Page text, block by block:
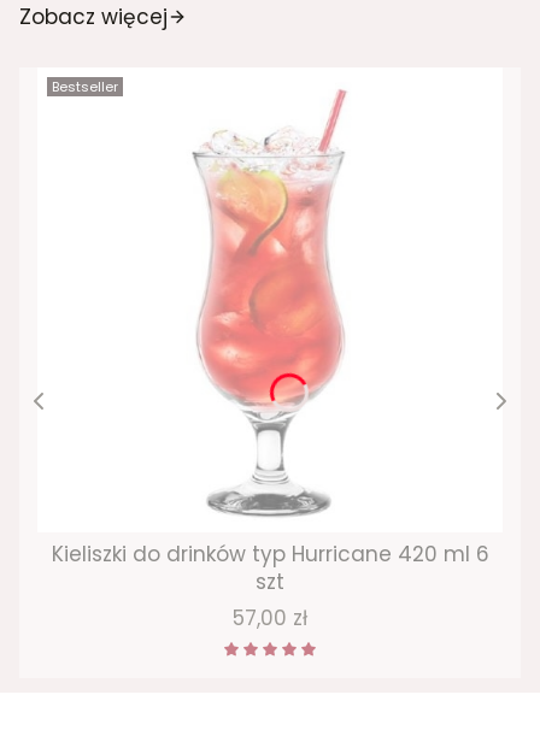
Zobacz więcej
Bestseller
Kieliszki do drinków typ Hurricane 420 ml 6
szt
Cena
57,00 zł